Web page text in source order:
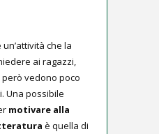
un’attività che la
ai ragazzi,
vedono poco
Una possibile
motivare alla
è quella di